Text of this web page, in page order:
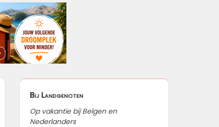
Bij Landgenoten
Op vakantie bij Belgen en
Nederlanders